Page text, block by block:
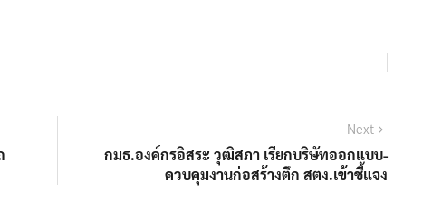
Next
post:
กมธ.องค์กรอิสระ วุฒิสภา เรียกบริษัทออกแบบ-
ควบคุมงานก่อสร้างตึก สตง.เข้าชี้แจง